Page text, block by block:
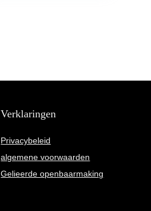
Verklaringen
Privacybeleid
algemene voorwaarden
Gelieerde openbaarmaking